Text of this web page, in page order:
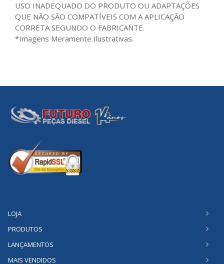
USO INADEQUADO DO PRODUTO OU ADAPTAÇÕES
QUE NÃO SÃO COMPATÍVEIS COM A APLICAÇÃO
CORRETA SEGUNDO O FABRICANTE.
*Imagens Meramente Ilustrativas.
LOJA
PRODUTOS
LANÇAMENTOS
MAIS VENDIDOS